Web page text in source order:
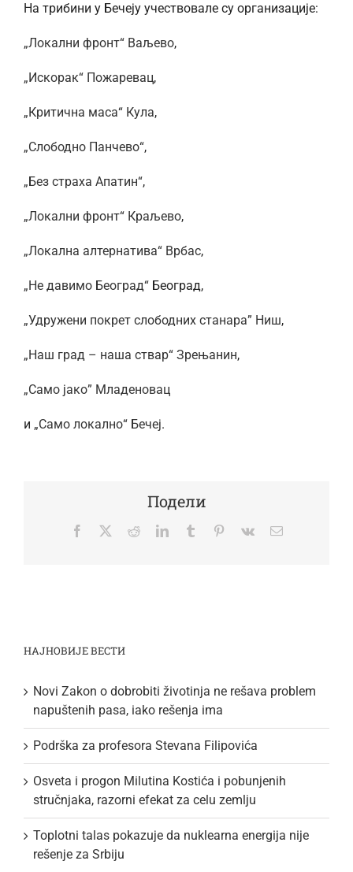
На трибини у Бечеју учествовале су организације:
„Локални фронт“ Ваљево,
„Искорак“ Пожаревац,
„Критична маса“ Кула,
„Слободно Панчево“,
„Без страха Апатин“,
„Локални фронт“ Краљево,
„Локална алтернатива“ Врбас,
„Не давимо Београд“ Београд,
„Удружени покрет слободних станара” Ниш,
„Наш град – наша ствар“ Зрењанин,
„Само јако” Младеновац
и „Само локално“ Бечеј.
Подели
Facebook
TwitterRedditLinkedInTumblr Pinterest
Vk Email
НАЈНОВИЈЕ ВЕСТИ
Novi Zakon o dobrobiti životinja ne rešava problem
napuštenih pasa, iako rešenja ima
Podrška za profesora Stevana Filipovića
Osveta i progon Milutina Kostića i pobunjenih
stručnjaka, razorni efekat za celu zemlju
Toplotni talas pokazuje da nuklearna energija nije
rešenje za Srbiju